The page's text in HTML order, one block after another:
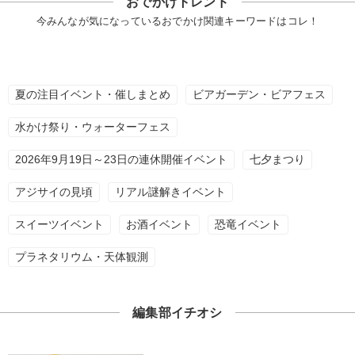
今みんなが気になっているおでかけ関連キーワードはコレ！
夏の注目イベント・催しまとめ ビアガーデン・ビアフェス
水かけ祭り・ウォーターフェス
2026年9月19日～23日の連休開催イベント 七夕まつり
アジサイの見頃 リアル謎解きイベント
スイーツイベント お酒イベント 恐竜イベント
プラネタリウム・天体観測
編集部イチオシ